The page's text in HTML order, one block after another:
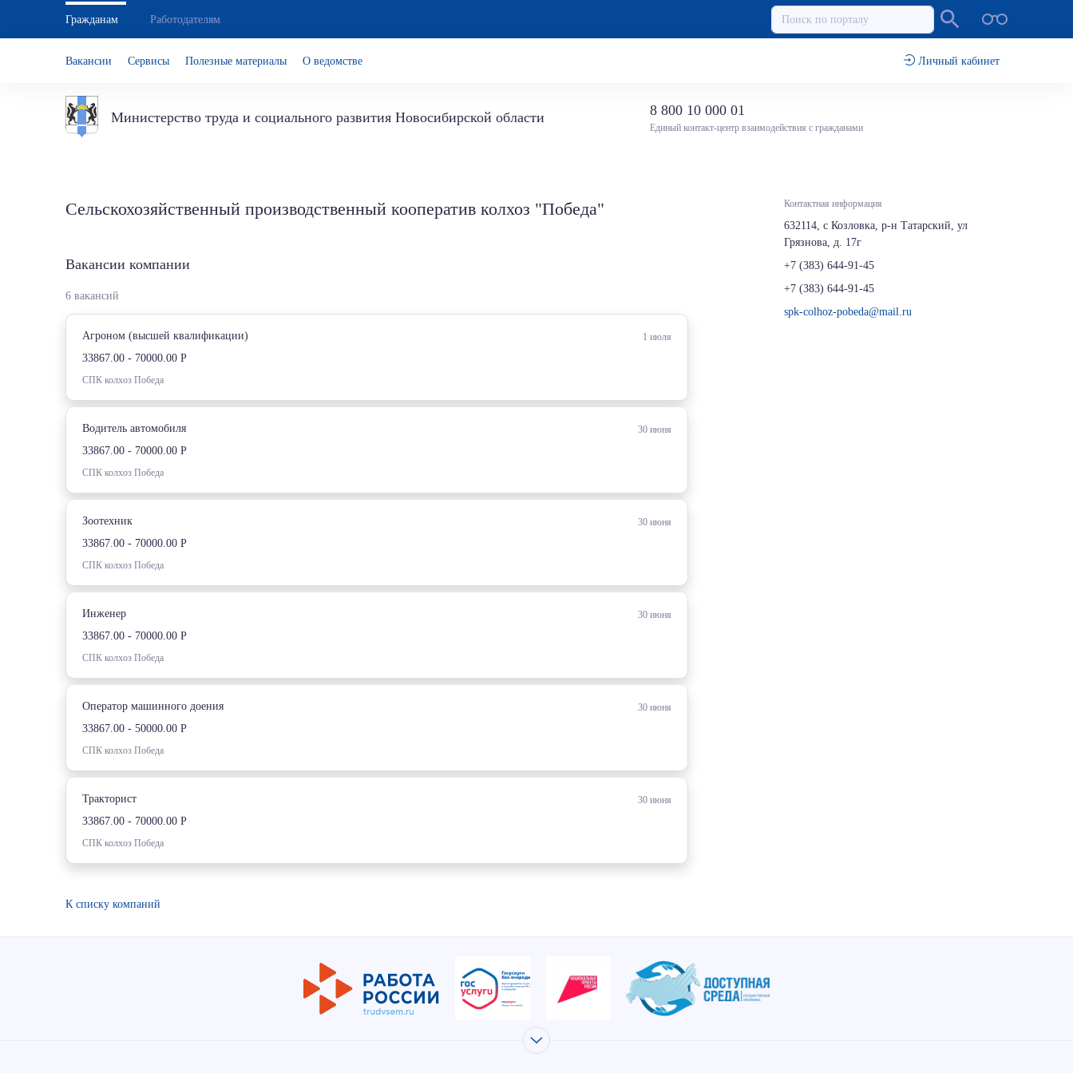
Гражданам Работодателям
Вакансии Сервисы Полезные материалы О ведомстве Личный кабинет
Министерство труда и социального развития Новосибирской области 8 800 10 000 01
Единый контакт-центр взаимодействия с гражданами
Сельскохозяйственный производственный кооператив колхоз "Победа"
Вакансии компании
6 вакансий
Агроном (высшей квалификации) 1 июля
33867.00 - 70000.00 Р
СПК колхоз Победа
Водитель автомобиля 30 июня
33867.00 - 70000.00 Р
СПК колхоз Победа
Зоотехник 30 июня
33867.00 - 70000.00 Р
СПК колхоз Победа
Инженер 30 июня
33867.00 - 70000.00 Р
СПК колхоз Победа
Оператор машинного доения 30 июня
33867.00 - 50000.00 Р
СПК колхоз Победа
Тракторист 30 июня
33867.00 - 70000.00 Р
СПК колхоз Победа
К списку компаний
Контактная информация
632114, с Козловка, р-н Татарский, ул
Грязнова, д. 17г
+7 (383) 644-91-45
+7 (383) 644-91-45
spk-colhoz-pobeda@mail.ru